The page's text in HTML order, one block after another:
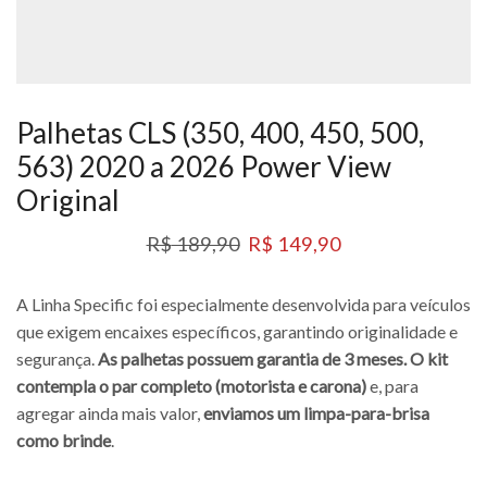
Palhetas CLS (350, 400, 450, 500,
563) 2020 a 2026 Power View
Original
R$189,90 R$ 149,90
A Linha Specific foi especialmente desenvolvida para veículos
que exigem encaixes específicos, garantindo originalidade e
segurança.As palhetas possuem garantia de 3 meses. O kit
contempla o par completo (motorista e carona)e, para
agregar ainda mais valor,enviamos um limpa-para-brisa
como brinde.